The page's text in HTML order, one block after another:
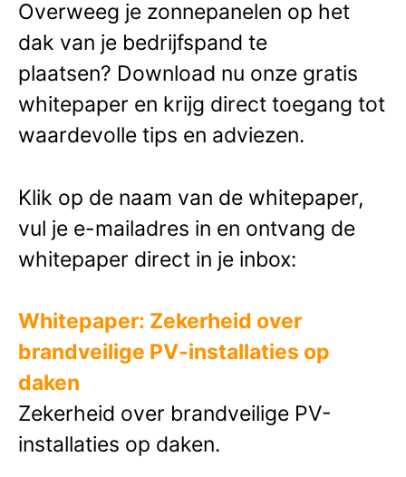
Overweeg je zonnepanelen op het
dak van je bedrijfspand te
plaatsen? Download nu onze gratis
whitepaper en krijg direct toegang tot
waardevolle tips en adviezen.
Klik op de naam van de whitepaper,
vul je e-mailadres in en ontvang de
whitepaper direct in je inbox:
Whitepaper: Zekerheid over
brandveilige PV-installaties op
daken
Zekerheid over brandveilige PV-
installaties op daken.